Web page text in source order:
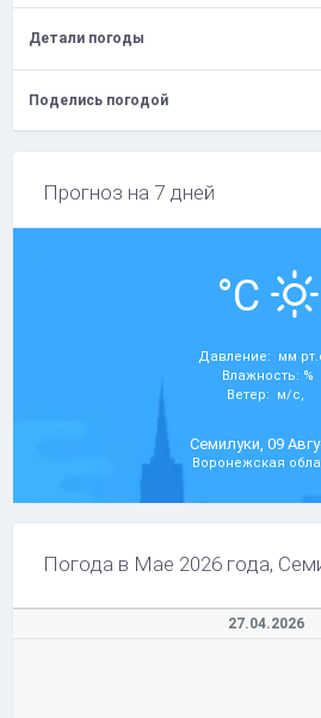
Детали погоды
Поделись погодой
Прогноз на 7 дней
°C
Давление: мм
Влажность: %
Ветер: м/с,
Семилуки, 09
Воронежская
Погода в Мае 2026 года,
27.04.2026